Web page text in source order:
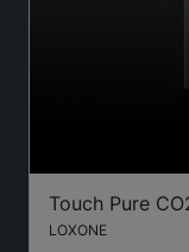
Touch Pure
LOXONE